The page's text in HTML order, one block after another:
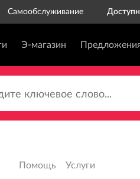
Самообслуживание
Э-магазин
Помощь Услуги